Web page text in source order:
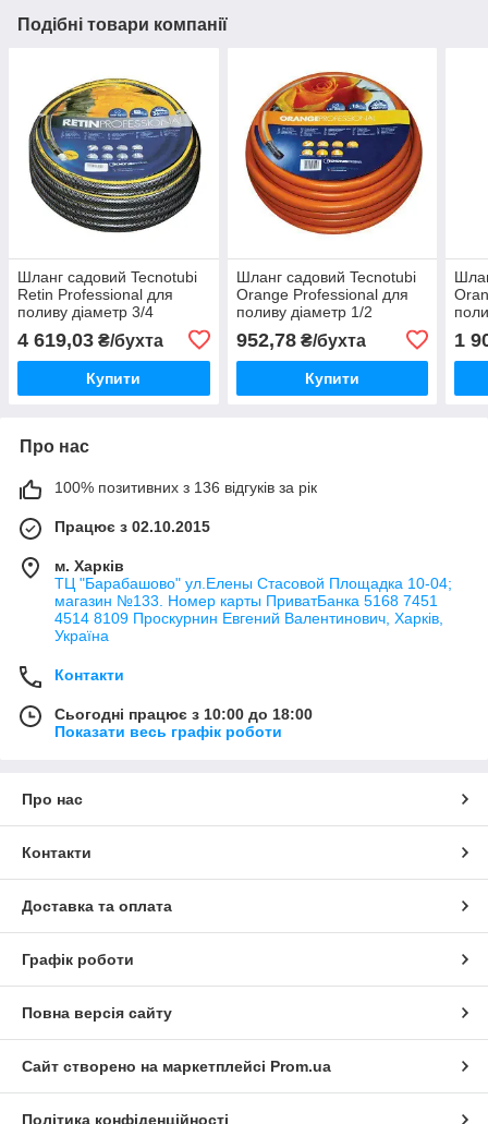
Подібні товари компанії
Шланг садовий Tecnotubi
Retin Professional для
поливу діаметр 3/4
дюйма, довжина 50 м (RT
3/4 50)
4 619,03 ₴/бухта
Купити
Шланг садовий Tecnotubi
Orange Professional для
поливу діаметр 1/2
дюйма, довжина 25 м (OR
1/2 25)
952,78₴/бухта
Купити
1/2
1
Про нас
100% позитивних з 136 відгуків за рік
Працює з 02.10.2015
м. Харків
ТЦ "Барабашово" ул.Елены Стасовой Площадка 10-04;
магазин №133. Номер карты ПриватБанка 5168 7451
4514 8109 Проскурнин Евгений Валентинович, Харків,
Україна
Контакти
Сьогодні працює з 10:00 до 18:00
Показати весь графік роботи
Про нас
Контакти
Доставка та оплата
Графік роботи
Повна версія сайту
Сайт створено на маркетплейсі Prom.ua
Політика конфіденційності